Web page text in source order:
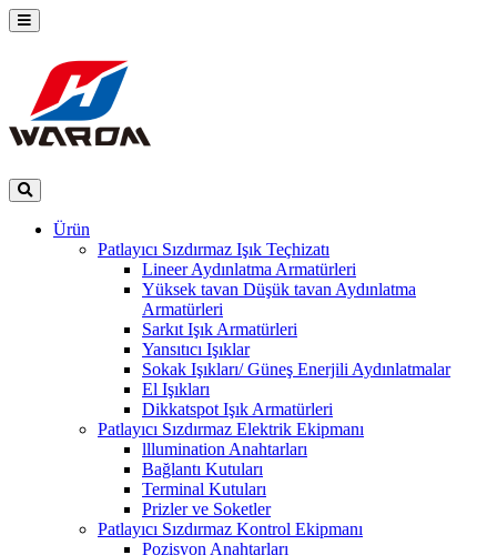
Ürün
Patlayıcı Sızdırmaz Işık Teçhizatı
Lineer Aydınlatma Armatürleri
Yüksek tavan Düşük tavan Aydınlatma
Armatürleri
Sarkıt Işık Armatürleri
Yansıtıcı Işıklar
Sokak Işıkları/ Güneş Enerjili Aydınlatmalar
El Işıkları
Dikkatspot Işık Armatürleri
Patlayıcı Sızdırmaz Elektrik Ekipmanı
lllumination Anahtarları
Bağlantı Kutuları
Terminal Kutuları
Prizler ve Soketler
Patlayıcı Sızdırmaz Kontrol Ekipmanı
Pozisyon Anahtarları